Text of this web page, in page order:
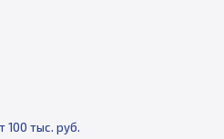
100 тыс. руб.